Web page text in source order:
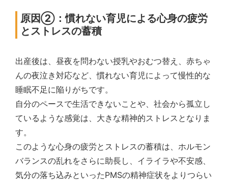
原因②：慣れない育児による心身の疲労
とストレスの蓄積
出産後は、昼夜を問わない授乳やおむつ替え、赤ちゃ
んの夜泣き対応など、慣れない育児によって慢性的な
睡眠不足に陥りがちです。
自分のペースで生活できないことや、社会から孤立し
ているような感覚は、大きな精神的ストレスとなりま
す。
このような心身の疲労とストレスの蓄積は、ホルモン
バランスの乱れをさらに助長し、イライラや不安感、
気分の落ち込みといったPMSの精神症状をよりつらい